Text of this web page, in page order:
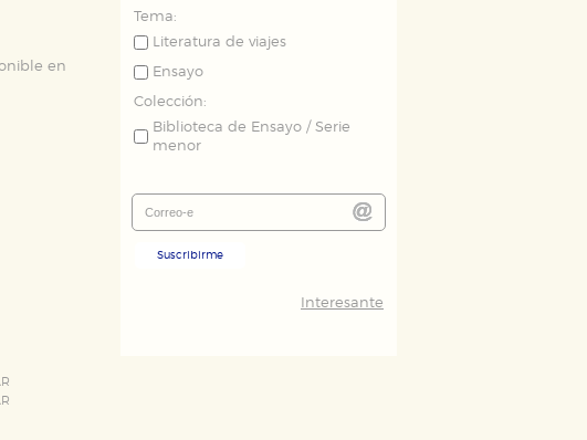
en
Tema:
Literatura de viajes
Ensayo
Colección:
Biblioteca de Ensayo / Serie
menor
Suscribirme
Interesante
desde nuestro sistema. Es posible
de nuestro sitio web. Almacenan
La información es agregada y, por lo